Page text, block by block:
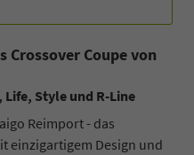
Crossover Coupe von
Style und R-Line
Reimport - das
einzigartigem Design und